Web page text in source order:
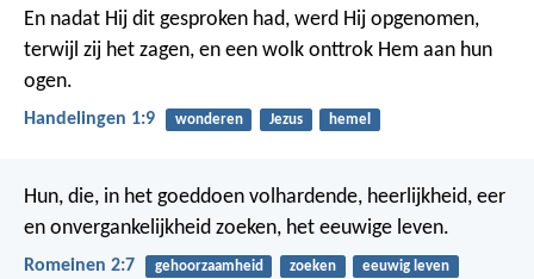
En nadat Hij dit gesproken had, werd Hij opgenomen,
terwijl zij het zagen, en een wolk onttrok Hem aan hun
ogen.
Handelingen 1:9 wonderen Jezus hemel
Hun, die, in het goeddoen volhardende, heerlijkheid, eer
en onvergankelijkheid zoeken, het eeuwige leven.
Romeinen 2:7 gehoorzaamheid zoeken eeuwig leven